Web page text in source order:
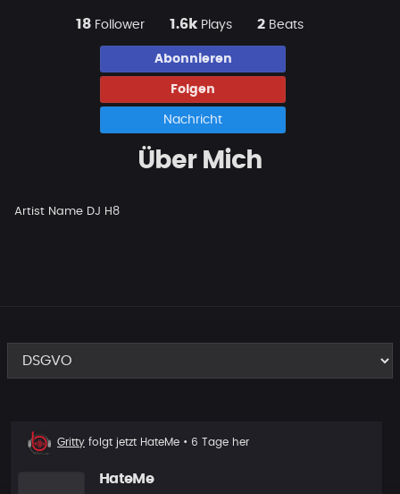
18 Follower 1.6k Plays 2 Beats
Abonnieren
Folgen
Nachricht
Über Mich
Artist Name DJ H8
Neuer
Follower
Gritty folgt jetzt HateMe • 6 Tage her
HateMe